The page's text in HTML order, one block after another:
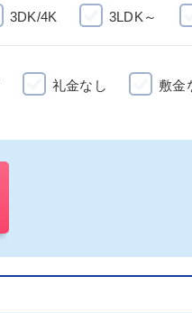
3DK/4K 3LDK～
礼金なし 敷金